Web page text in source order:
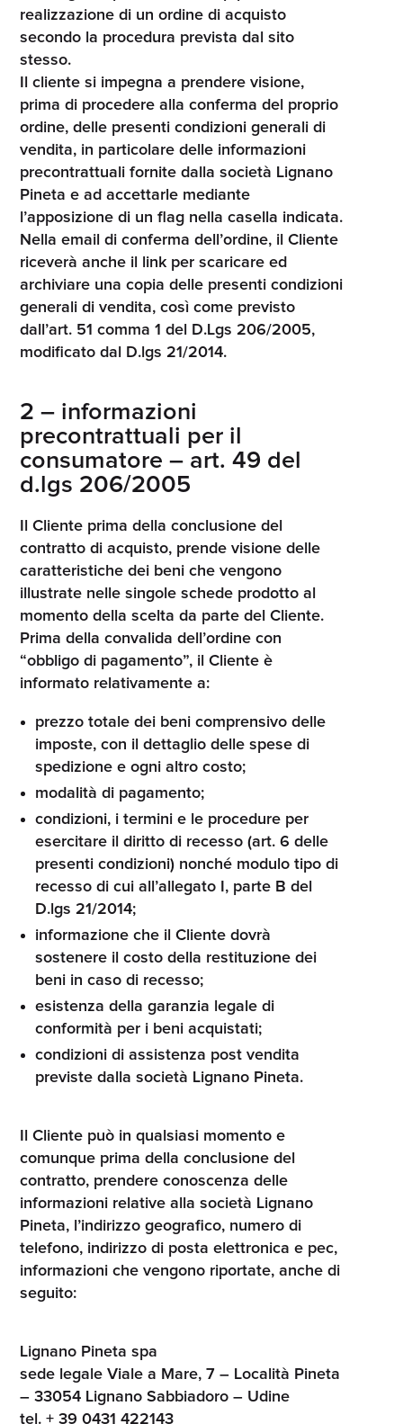
realizzazione di un ordine di acquisto
secondo la procedura prevista dal sito
stesso.
Il cliente si impegna a prendere visione,
prima di procedere alla conferma del proprio
ordine, delle presenti condizioni generali di
vendita, in particolare delle informazioni
precontrattuali fornite dalla società Lignano
Pineta e ad accettarle mediante
l’apposizione di un flag nella casella indicata.
Nella email di conferma dell’ordine, il Cliente
riceverà anche il link per scaricare ed
archiviare una copia delle presenti condizioni
generali di vendita, così come previsto
dall’art. 51 comma 1 del D.Lgs 206/2005,
modificato dal D.lgs 21/2014.
2 – informazioni
precontrattuali per il
consumatore – art. 49 del
d.lgs 206/2005
Il Cliente prima della conclusione del
contratto di acquisto, prende visione delle
caratteristiche dei beni che vengono
illustrate nelle singole schede prodotto al
momento della scelta da parte del Cliente.
Prima della convalida dell’ordine con
“obbligo di pagamento”, il Cliente è
informato relativamente a:
prezzo totale dei beni comprensivo delle
imposte, con il dettaglio delle spese di
spedizione e ogni altro costo;
modalità di pagamento;
condizioni, i termini e le procedure per
esercitare il diritto di recesso (art. 6 delle
presenti condizioni) nonché modulo tipo di
recesso di cui all’allegato I, parte B del
D.lgs 21/2014;
informazione che il Cliente dovrà
sostenere il costo della restituzione dei
beni in caso di recesso;
esistenza della garanzia legale di
conformità per i beni acquistati;
condizioni di assistenza post vendita
previste dalla società Lignano Pineta.
Il Cliente può in qualsiasi momento e
comunque prima della conclusione del
contratto, prendere conoscenza delle
informazioni relative alla società Lignano
Pineta, l’indirizzo geografico, numero di
telefono, indirizzo di posta elettronica e pec,
informazioni che vengono riportate, anche di
seguito:
Lignano Pineta spa
sede legale Viale a Mare, 7 – Località Pineta
– 33054 Lignano Sabbiadoro – Udine
tel. + 39 0431 422143